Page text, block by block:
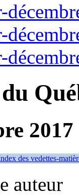
2017
des vedettes-
auteur